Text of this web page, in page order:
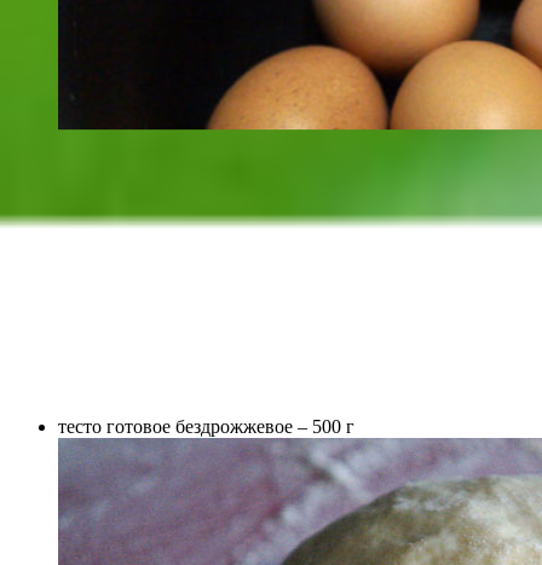
тесто готовое бездрожжевое – 500 г